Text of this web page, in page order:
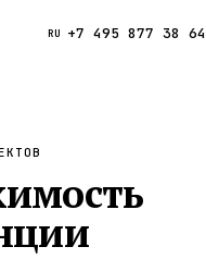
RU +7 495 877 38 64